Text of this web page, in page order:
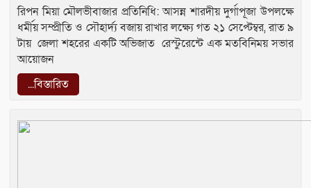
রিপন মিয়া মৌলভীবাজার প্রতিনিধি: আসন্ন শারদীয় দুর্গাপূজা উপলক্ষে
ধর্মীয় সম্প্রীতি ও সৌহার্দ্য বজায় রাখার লক্ষ্যে গত ২১ সেপ্টেম্বর, রাত ৯
টায় জেলা শহরের একটি অভিজাত রেস্টুরেন্টে এক মতবিনিময় সভার
আয়োজন
...বিস্তারিত